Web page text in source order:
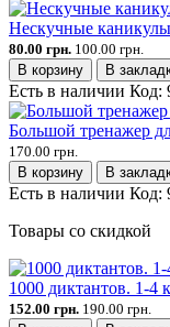
Нескучные
80.00 грн. 100.00 грн.
В корзину
В
Есть в наличии Код:
Большой тренажер
170.00 грн.
В корзину
В
Есть в наличии Код:
Товары со скидкой
1000 диктантов. 1-4
152.00 грн. 190.00 грн.